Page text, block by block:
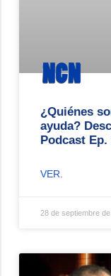
¿Quiénes
ayuda?
Podcast Ep.
VER.
28 de septiembre